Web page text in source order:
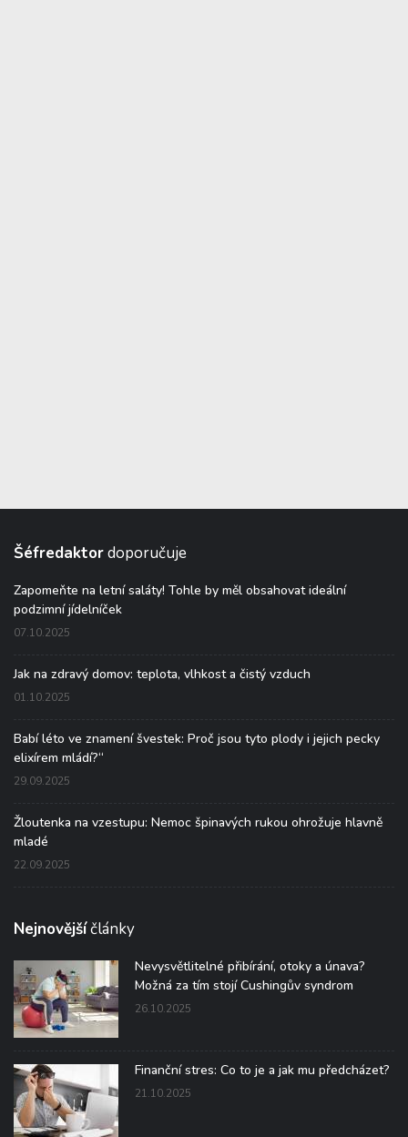
Šéfredaktordoporučuje
Zapomeňte na letní saláty! Tohle by měl obsahovat ideální
podzimní jídelníček
07.10.2025
Jak na zdravý domov: teplota, vlhkost a čistý vzduch
01.10.2025
Babí léto ve znamení švestek: Proč jsou tyto plody i jejich pecky
elixírem mládí?“
29.09.2025
Žloutenka na vzestupu: Nemoc špinavých rukou ohrožuje hlavně
mladé
22.09.2025
Nejnovějšíčlánky
Nevysvětlitelné přibírání, otoky a únava?
Možná za tím stojí Cushingův syndrom
26.10.2025
Finanční stres: Co to je a jak mu předcházet?
21.10.2025